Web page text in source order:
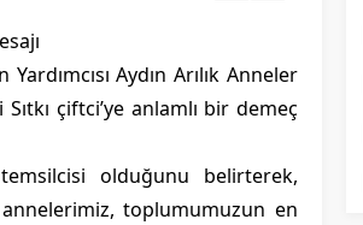
Aydın Arılık Anneler
çiftci’ye anlamlı bir demeç
olduğunu belirterek,
annelerimiz, toplumumuzun en